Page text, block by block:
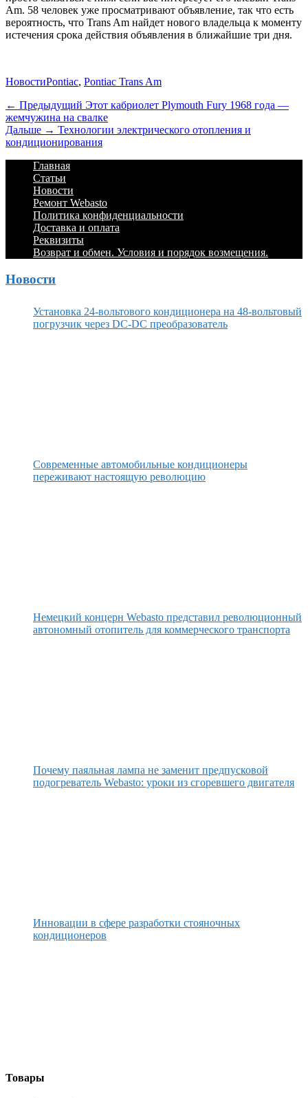
Am. 58 человек уже просматривают объявление, так что есть
вероятность, что Trans Am найдет нового владельца к моменту
истечения срока действия объявления в ближайшие три дня.
Категории
НовостиТеги
Pontiac, Pontiac Trans Am
Навигация
по
записям
← Предыдущий Предыдущий
Этот кабриолет Plymouth Fury 1968 года —
жемчужина на свалке
Дальше → Дальше:
Технологии электрического отопления и
кондиционирования
Footer
Menu
Перейти
содержимому
Главная
Статьи
Новости
Ремонт Webasto
Политика конфиденциальности
Доставка и оплата
Реквизиты
Возврат и обмен. Условия и порядок возмещения.
Новости
Установка 24-вольтового кондиционера на 48-вольтовый
погрузчик через DC-DC преобразователь
Современные автомобильные кондиционеры
переживают настоящую революцию
Немецкий концерн Webasto представил революционный
автономный отопитель для коммерческого транспорта
Почему паяльная лампа не заменит предпусковой
подогреватель Webasto: уроки из сгоревшего двигателя
Инновации в сфере разработки стояночных
кондиционеров
Товары